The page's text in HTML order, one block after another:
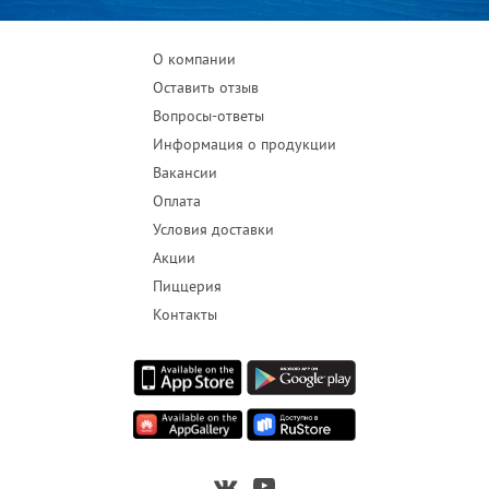
О компании
Оставить отзыв
Вопросы-ответы
Информация о продукции
Вакансии
Оплата
Условия доставки
Акции
Пиццерия
Контакты